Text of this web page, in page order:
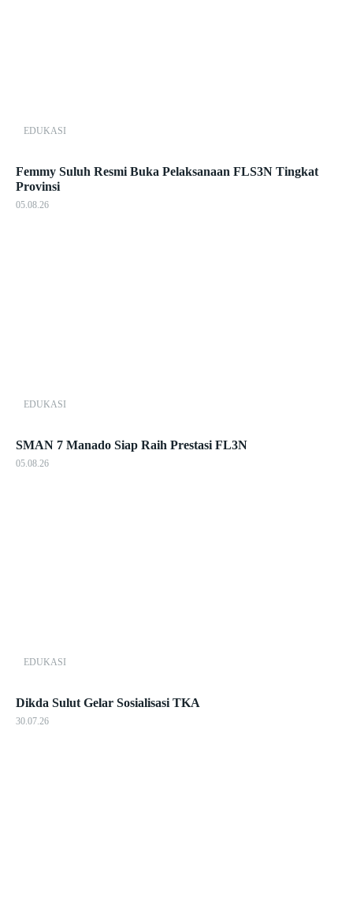
EDUKASI
Femmy Suluh Resmi Buka Pelaksanaan FLS3N Tingkat
Provinsi
05.08.26
EDUKASI
SMAN 7 Manado Siap Raih Prestasi FL3N
05.08.26
EDUKASI
Dikda Sulut Gelar Sosialisasi TKA
30.07.26